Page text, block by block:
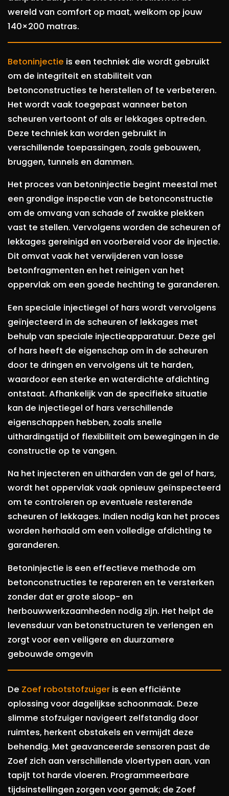
wereld van comfort op maat, welkom op jouw
140×200 matras.
Betoninjectie is een techniek die wordt gebruikt
om de integriteit en stabiliteit van
betonconstructies te herstellen of te verbeteren.
Het wordt vaak toegepast wanneer beton
scheuren vertoont of als er lekkages optreden.
Deze techniek kan worden gebruikt in
verschillende toepassingen, zoals gebouwen,
bruggen, tunnels en dammen.
Het proces van betoninjectie begint meestal met
een grondige inspectie van de betonconstructie
om de omvang van schade of zwakke plekken
vast te stellen. Vervolgens worden de scheuren of
lekkages gereinigd en voorbereid voor de injectie.
Dit omvat vaak het verwijderen van losse
betonfragmenten en het reinigen van het
oppervlak om een goede hechting te garanderen.
Een speciale injectiegel of hars wordt vervolgens
geïnjecteerd in de scheuren of lekkages met
behulp van speciale injectieapparatuur. Deze gel
of hars heeft de eigenschap om in de scheuren
door te dringen en vervolgens uit te harden,
waardoor een sterke en waterdichte afdichting
ontstaat. Afhankelijk van de specifieke situatie
kan de injectiegel of hars verschillende
eigenschappen hebben, zoals snelle
uithardingstijd of flexibiliteit om bewegingen in de
constructie op te vangen.
Na het injecteren en uitharden van de gel of hars,
wordt het oppervlak vaak opnieuw geïnspecteerd
om te controleren op eventuele resterende
scheuren of lekkages. Indien nodig kan het proces
worden herhaald om een volledige afdichting te
garanderen.
Betoninjectie is een effectieve methode om
betonconstructies te repareren en te versterken
zonder dat er grote sloop- en
herbouwwerkzaamheden nodig zijn. Het helpt de
levensduur van betonstructuren te verlengen en
zorgt voor een veiligere en duurzamere
gebouwde omgevin
De Zoef robotstofzuiger is een efficiënte
oplossing voor dagelijkse schoonmaak. Deze
slimme stofzuiger navigeert zelfstandig door
ruimtes, herkent obstakels en vermijdt deze
behendig. Met geavanceerde sensoren past de
Zoef zich aan verschillende vloertypen aan, van
tapijt tot harde vloeren. Programmeerbare
tijdsinstellingen zorgen voor gemak; de Zoef